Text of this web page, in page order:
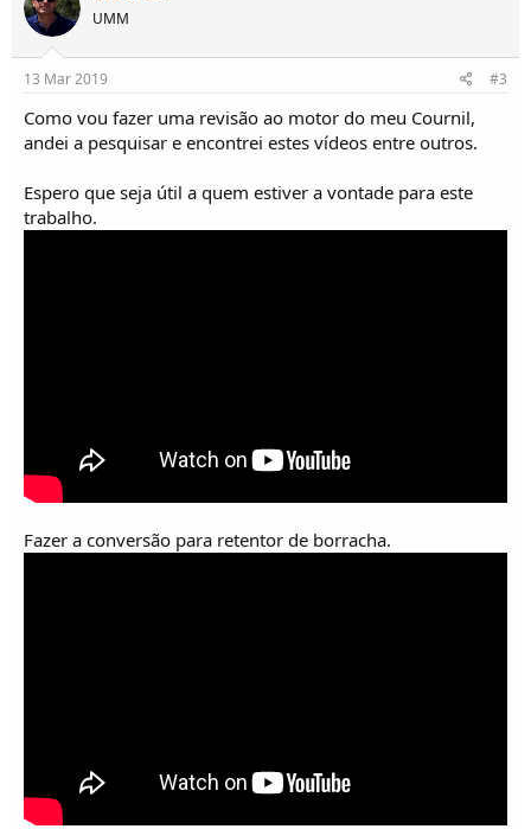
UMM
13 Mar 2019 #3
Como vou fazer uma revisão ao motor do meu Cournil,
andei a pesquisar e encontrei estes vídeos entre outros.
Espero que seja útil a quem estiver a vontade para este
trabalho.
Fazer a conversão para retentor de borracha.